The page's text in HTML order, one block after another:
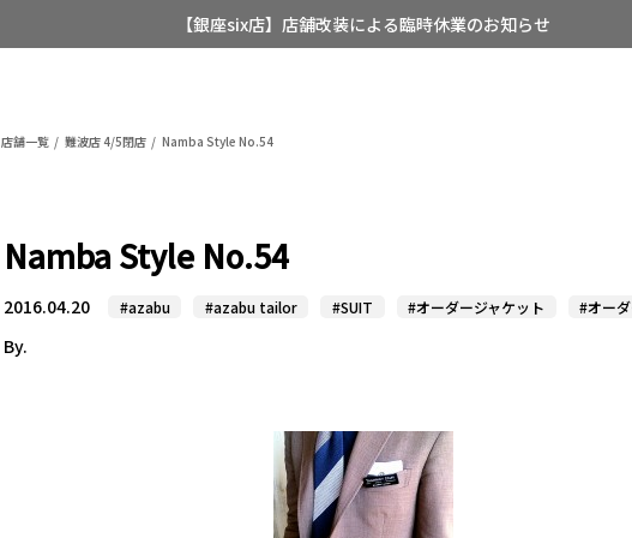
【銀座six店】店舗改装による臨時休業のお知らせ
店舗一覧 難波店 4/5閉店 Namba Style No.54
Namba Style No.54
2016.04.20 #azabu #azabu tailor #SUIT #オーダージャケット #オー
By.